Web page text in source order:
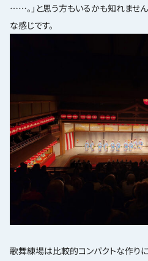
……。」と思う方もいるかも知れませ
な感じです。
歌舞練場は比較的コンパクトな作り